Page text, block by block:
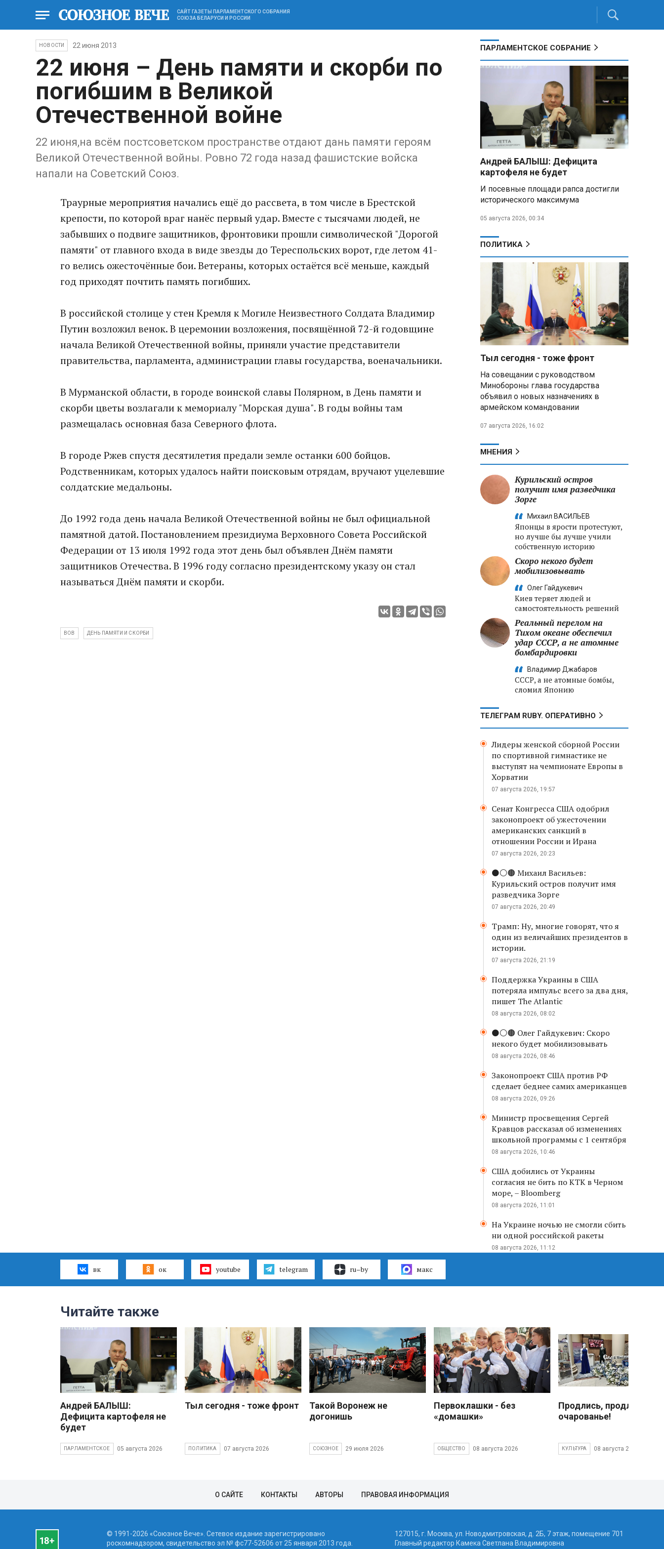
САЙТ ГАЗЕТЫ ПАРЛАМЕНТСКОГО СОБРАНИЯ
СОЮЗА БЕЛАРУСИ И РОССИИ
НОВОСТИ 22 июня 2013
22 июня – День памяти и скорби по
погибшим в Великой
Отечественной войне
22 июня,на всём постсоветском пространстве отдают дань памяти героям
Великой Отечественной войны. Ровно 72 года назад фашистские войска
напали на Советский Союз.
Траурные мероприятия начались ещё до рассвета, в том числе в Брестской
крепости, по которой враг нанёс первый удар. Вместе с тысячами людей, не
забывших о подвиге защитников, фронтовики прошли символической "Дорогой
памяти" от главного входа в виде звезды до Тереспольских ворот, где летом 41-
го велись ожесточённые бои. Ветераны, которых остаётся всё меньше, каждый
год приходят почтить память погибших.
В российской столице у стен Кремля к Могиле Неизвестного Солдата Владимир
Путин возложил венок. В церемонии возложения, посвящённой 72-й годовщине
начала Великой Отечественной войны, приняли участие представители
правительства, парламента, администрации главы государства, военачальники.
В Мурманской области, в городе воинской славы Полярном, в День памяти и
скорби цветы возлагали к мемориалу "Морская душа". В годы войны там
размещалась основная база Северного флота.
В городе Ржев спустя десятилетия предали земле останки 600 бойцов.
Родственникам, которых удалось найти поисковым отрядам, вручают уцелевшие
солдатские медальоны.
До 1992 года день начала Великой Отечественной войны не был официальной
памятной датой. Постановлением президиума Верховного Совета Российской
Федерации от 13 июля 1992 года этот день был объявлен Днём памяти
защитников Отечества. В 1996 году согласно президентскому указу он стал
называться Днём памяти и скорби.
ВОВ ДЕНЬ ПАМЯТИ И СКОРБИ
ПАРЛАМЕНТСКОЕ СОБРАНИЕ
Андрей БАЛЫШ: Дефицита
картофеля не будет
И посевные площади рапса достигли
исторического максимума
05 августа 2026, 00:34
ПОЛИТИКА
Тыл сегодня - тоже фронт
На совещании с руководством
Минобороны глава государства
объявил о новых назначениях в
армейском командовании
07 августа 2026, 16:02
МНЕНИЯ
Курильский остров
получит имя разведчика
Зорге
Михаил ВАСИЛЬЕВ
Японцы в ярости протестуют,
но лучше бы лучше учили
собственную историю
Скоро некого будет
мобилизовывать
Олег Гайдукевич
Киев теряет людей и
самостоятельность решений
Реальный перелом на
Тихом океане обеспечил
удар СССР, а не атомные
бомбардировки
Владимир Джабаров
СССР, а не атомные бомбы,
сломил Японию
ТЕЛЕГРАМ RUBY. ОПЕРАТИВНО
Лидеры женской сборной России
по спортивной гимнастике не
выступят на чемпионате Европы в
Хорватии
07 августа 2026, 19:57
Сенат Конгресса США одобрил
законопроект об ужесточении
американских санкций в
отношении России и Ирана
07 августа 2026, 20:23
⚫️⚪️🟤 Михаил Васильев:
Курильский остров получит имя
разведчика Зорге
07 августа 2026, 20:49
Трамп: Ну, многие говорят, что я
один из величайших президентов в
истории.
07 августа 2026, 21:19
Поддержка Украины в США
потеряла импульс всего за два дня,
пишет The Atlantic
08 августа 2026, 08:02
⚫️⚪️🟤 Олег Гайдукевич: Скоро
некого будет мобилизовывать
08 августа 2026, 08:46
Законопроект США против РФ
сделает беднее самих американцев
08 августа 2026, 09:26
Министр просвещения Сергей
Кравцов рассказал об изменениях
школьной программы с 1 сентября
08 августа 2026, 10:46
США добились от Украины
согласия не бить по КТК в Черном
море, – Bloomberg
08 августа 2026, 11:01
На Украине ночью не смогли сбить
ни одной российской ракеты
08 августа 2026, 11:12
вк ок youtube telegram ru–by макс
Читайте также
Андрей БАЛЫШ:
Дефицита картофеля не
будет
ПАРЛАМЕНТСКОЕ 05 августа 2026
Тыл сегодня - тоже фронт
ПОЛИТИКА 07 августа 2026
Такой Воронеж не
догонишь
СОЮЗНОЕ 29 июля 2026
Первоклашки - без
«домашки»
ОБЩЕСТВО 08 августа 2026
Продлись, продлись
очарованье!
КУЛЬТУРА 08 августа 2026
О САЙТЕ КОНТАКТЫ АВТОРЫ ПРАВОВАЯ ИНФОРМАЦИЯ
© 1991-2026 «Союзное Вече». Сетевое издание зарегистрировано
роскомнадзором, свидетельство эл № фc77-52606 от 25 января 2013 года.
127015, г. Москва, ул. Новодмитровская, д. 2Б, 7 этаж, помещение 701
Главный редактор Камека Светлана Владимировна